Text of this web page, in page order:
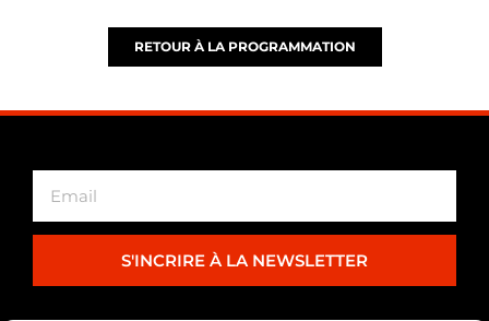
RETOUR À LA PROGRAMMATION
S'INCRIRE À LA NEWSLETTER